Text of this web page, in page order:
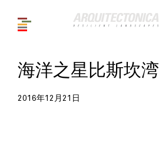
海洋之星比斯坎湾
2016年12月21日